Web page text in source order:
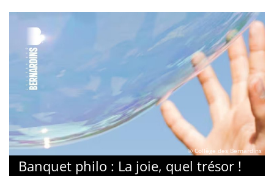
© Collège des Bernardins
Banquet philo : La joie, quel trésor !